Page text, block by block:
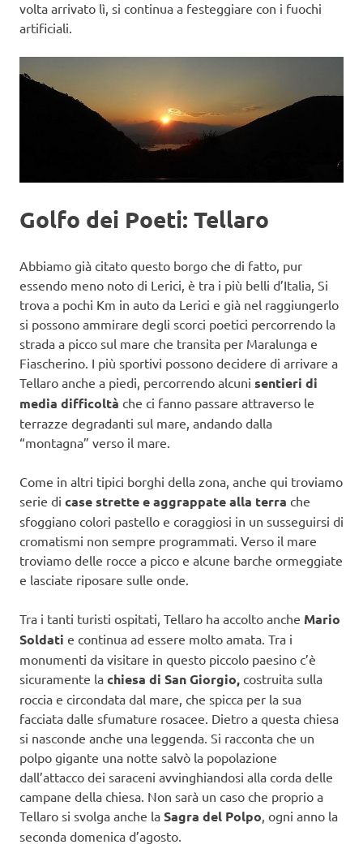
volta arrivato lì, si continua a festeggiare con i fuochi
artificiali.
Golfo dei Poeti: Tellaro
Abbiamo già citato questo borgo che di fatto, pur
essendo meno noto di Lerici, è tra i più belli d’Italia, Si
trova a pochi Km in auto da Lerici e già nel raggiungerlo
si possono ammirare degli scorci poetici percorrendo la
strada a picco sul mare che transita per Maralunga e
Fiascherino. I più sportivi possono decidere di arrivare a
Tellaro anche a piedi, percorrendo alcuni sentieri di
media difficoltà che ci fanno passare attraverso le
terrazze degradanti sul mare, andando dalla
“montagna” verso il mare.
Come in altri tipici borghi della zona, anche qui troviamo
serie di case strette e aggrappate alla terra che
sfoggiano colori pastello e coraggiosi in un susseguirsi di
cromatismi non sempre programmati. Verso il mare
troviamo delle rocce a picco e alcune barche ormeggiate
e lasciate riposare sulle onde.
Tra i tanti turisti ospitati, Tellaro ha accolto anche Mario
Soldati e continua ad essere molto amata. Tra i
monumenti da visitare in questo piccolo paesino c’è
sicuramente la chiesa di San Giorgio, costruita sulla
roccia e circondata dal mare, che spicca per la sua
facciata dalle sfumature rosacee. Dietro a questa chiesa
si nasconde anche una leggenda. Si racconta che un
polpo gigante una notte salvò la popolazione
dall’attacco dei saraceni avvinghiandosi alla corda delle
campane della chiesa. Non sarà un caso che proprio a
Tellaro si svolga anche la Sagra del Polpo, ogni anno la
seconda domenica d’agosto.